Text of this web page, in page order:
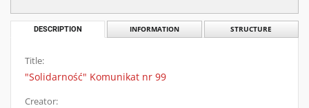
DESCRIPTION INFORMATION STRUCTURE
Title:
"Solidarność" Komunikat nr 99
Creator: